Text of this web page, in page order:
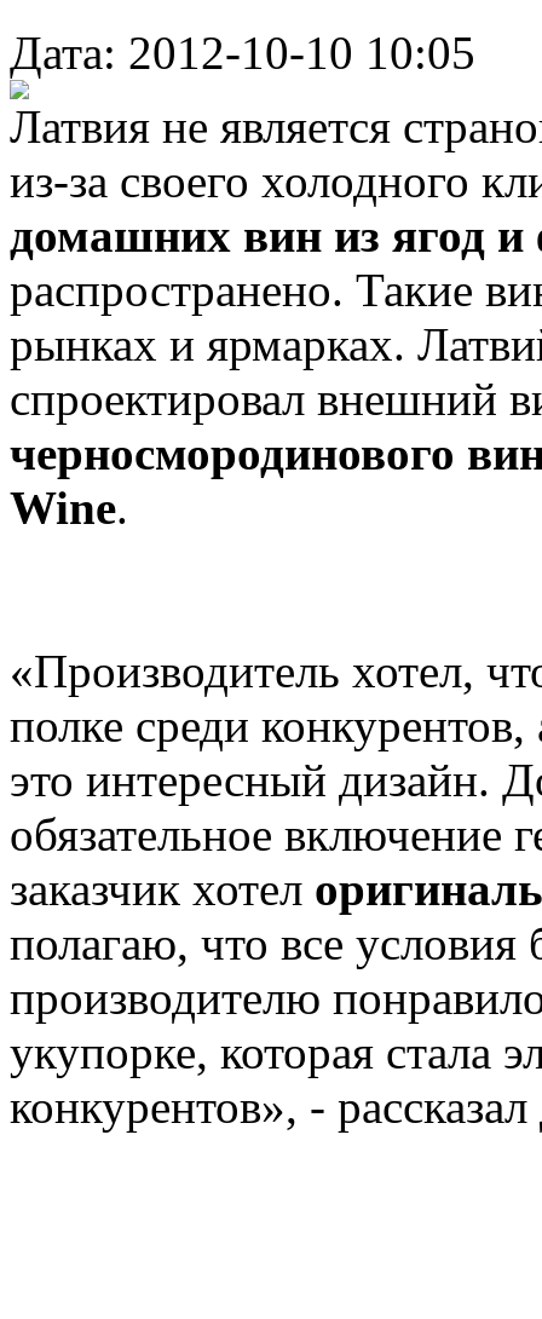
Дата: 2012-10-10 10:05
Латвия не является
из-за своего холодного
домашних вин из ягод
распространено. Такие
рынках и ярмарках.
спроектировал внешний
черносмородинового
Wine.
«Производитель хотел,
полке среди
это интересный дизайн.
обязательное включение
заказчик хотел
полагаю, что все
производителю
укупорке, которая стала
конкурентов», -